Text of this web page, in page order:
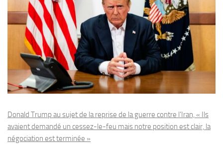
Donald Trump au sujet de la reprise de la guerre contre l’Iran, « Ils
avaient demandé un cessez-le-feu mais notre position est clair, la
négociation est terminée »